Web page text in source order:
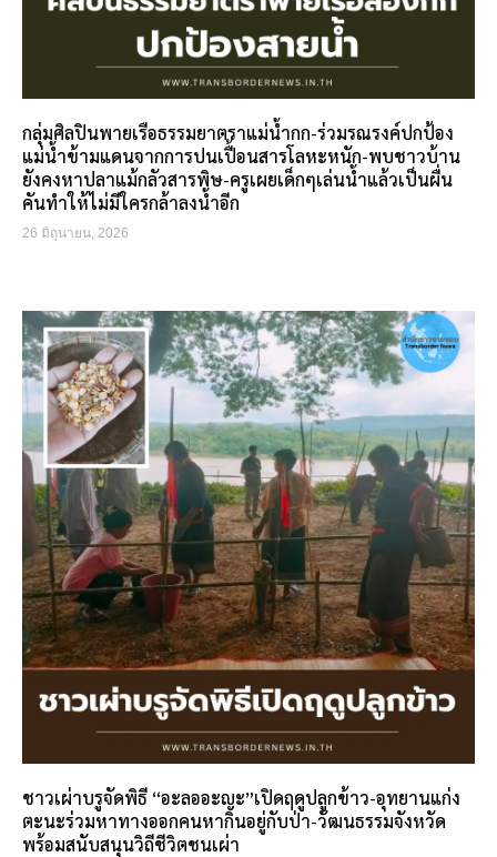
กลุ่มศิลปินพายเรือธรรมยาตราแม่น้ำกก-ร่วมรณรงค์ปกป้อง
แม่น้ำข้ามแดนจากการปนเปื้อนสารโลหะหนัก-พบชาวบ้าน
ยังคงหาปลาแม้กลัวสารพิษ-ครูเผยเด็กๆเล่นน้ำแล้วเป็นผื่น
คันทำให้ไม่มีใครกล้าลงน้ำอีก
26 มิถุนายน, 2026
ชาวเผ่าบรูจัดพิธี “อะลออะญะ”เปิดฤดูปลูกข้าว-อุทยานแก่ง
ตะนะร่วมหาทางออกคนหากินอยู่กับป่า-วัฒนธรรมจังหวัด
พร้อมสนับสนุนวิถีชีวิตชนเผ่า